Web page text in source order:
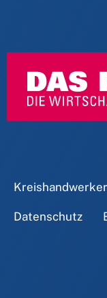
Datenschutz